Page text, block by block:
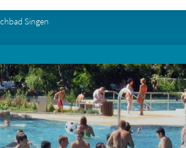
Singen